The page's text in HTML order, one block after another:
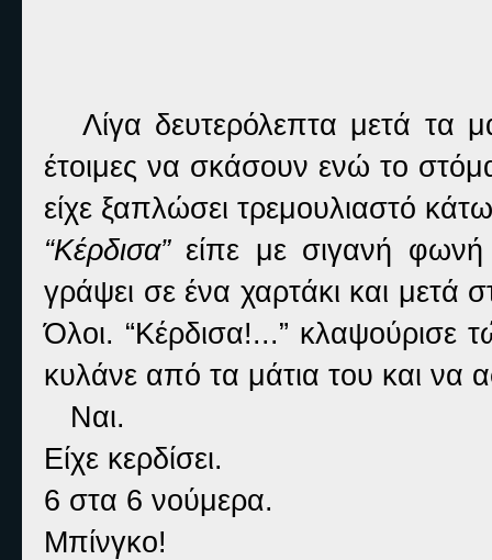
Λίγα δευτερόλεπτα μετά τα
έτοιμες να σκάσουν ενώ το
είχε ξαπλώσει τρεμουλιαστό
“Κέρδισα” είπε με σιγανή φωνή
γράψει σε ένα χαρτάκι και μετά
Όλοι. “Κέρδισα!...” κλαψούρισε
κυλάνε από τα μάτια του και να
Ναι.
Είχε κερδίσει.
6 στα 6 νούμερα.
Μπίνγκο!